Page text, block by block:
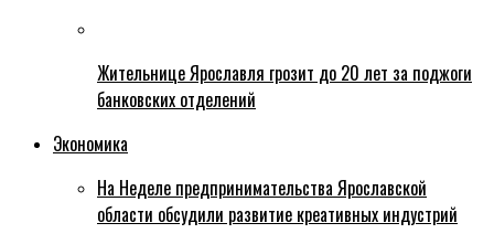
Жительнице Ярославля грозит до 20 лет за поджоги
банковских отделений
Экономика
На Неделе предпринимательства Ярославской
области обсудили развитие креативных индустрий